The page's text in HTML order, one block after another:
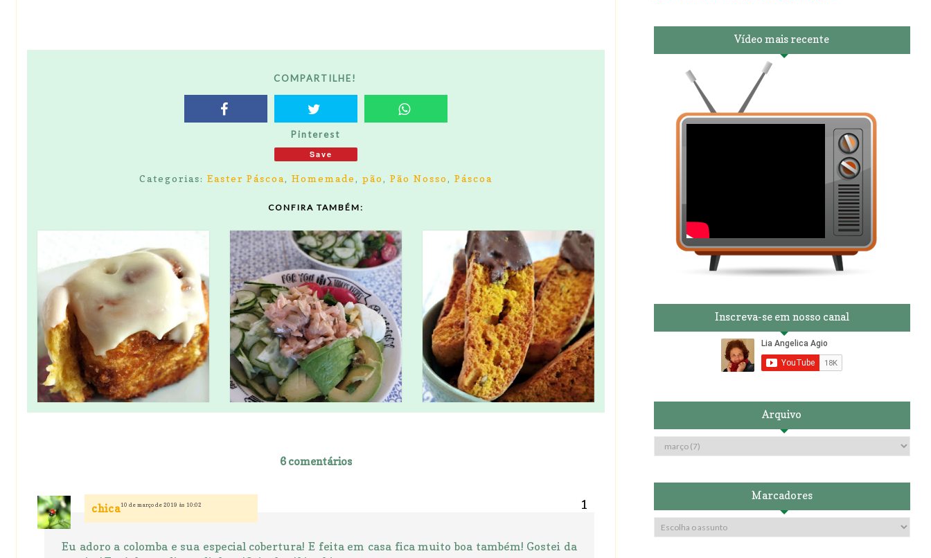
COMPARTILHE!
Pinterest
Save
Categorias: Easter Páscoa, Homemade , pão , Pão Nosso , Páscoa
CONFIRA TAMBÉM:
6 comentários
chica10 de março de 2019 às 10:02
Eu adoro a colomba e sua especial cobertura! E feita em casa fica muito boa também! Gostei da
Vídeo mais recente
Inscreva-se em nosso canal
Arquivo
Marcadores